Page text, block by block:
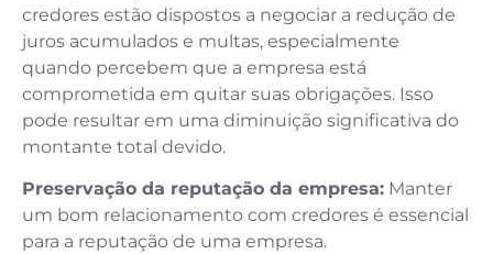
credores estão dispostos a negociar a redução de
juros acumulados e multas, especialmente
quando percebem que a empresa está
comprometida em quitar suas obrigações. Isso
pode resultar em uma diminuição significativa do
montante total devido.
Preservação da reputação da empresa: Manter
um bom relacionamento com credores é essencial
para a reputação de uma empresa.